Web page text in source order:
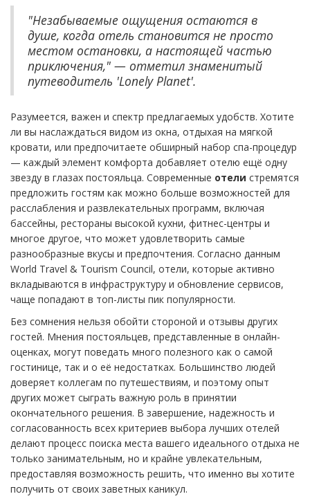
"Незабываемые ощущения остаются в
душе, когда отель становится не просто
местом остановки, а настоящей частью
приключения," — отметил знаменитый
путеводитель 'Lonely Planet'.
Разумеется, важен и спектр предлагаемых удобств. Хотите
ли вы наслаждаться видом из окна, отдыхая на мягкой
кровати, или предпочитаете обширный набор спа-процедур
— каждый элемент комфорта добавляет отелю ещё одну
звезду в глазах постояльца. Современные отели стремятся
предложить гостям как можно больше возможностей для
расслабления и развлекательных программ, включая
бассейны, рестораны высокой кухни, фитнес-центры и
многое другое, что может удовлетворить самые
разнообразные вкусы и предпочтения. Согласно данным
World Travel & Tourism Council, отели, которые активно
вкладываются в инфраструктуру и обновление сервисов,
чаще попадают в топ-листы пик популярности.
Без сомнения нельзя обойти стороной и отзывы других
гостей. Мнения постояльцев, представленные в онлайн-
оценках, могут поведать много полезного как о самой
гостинице, так и о её недостатках. Большинство людей
доверяет коллегам по путешествиям, и поэтому опыт
других может сыграть важную роль в принятии
окончательного решения. В завершение, надежность и
согласованность всех критериев выбора лучших отелей
делают процесс поиска места вашего идеального отдыха не
только занимательным, но и крайне увлекательным,
предоставляя возможность решить, что именно вы хотите
получить от своих заветных каникул.